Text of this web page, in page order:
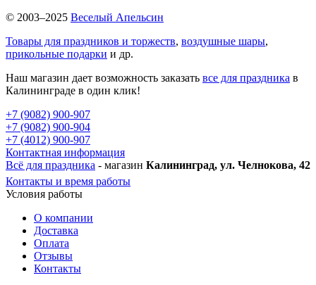
© 2003–2025 Веселый Апельсин
Товары для праздников и торжеств, воздушные шары,
прикольные подарки и др.
Наш магазин дает возможность заказать все для праздника в
Калининграде в один клик!
+7 (9082) 900-907
+7 (9082) 900-904
+7 (4012) 900-907
Контактная информация
Всё для праздника - магазин Калининград, ул. Челнокова, 42
Контакты и время работы
Условия работы
О компании
Доставка
Оплата
Отзывы
Контакты